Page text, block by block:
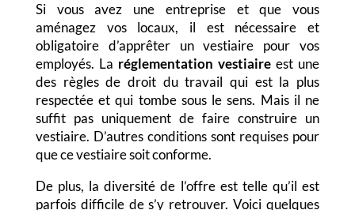
Si vous avez une entreprise et que vous
aménagez vos locaux, il est nécessaire et
obligatoire d’apprêter un vestiaire pour vos
employés. La réglementation vestiaire est une
des règles de droit du travail qui est la plus
respectée et qui tombe sous le sens. Mais il ne
suffit pas uniquement de faire construire un
vestiaire. D’autres conditions sont requises pour
que ce vestiaire soit conforme.
De plus, la diversité de l’offre est telle qu’il est
parfois difficile de s’y retrouver. Voici quelques